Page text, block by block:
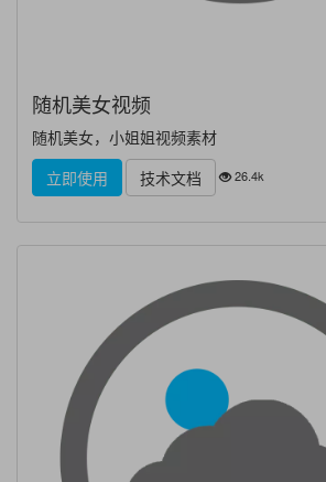
随机美女视频
随机美女，小姐姐视频素材
立即使用
技术文档 26.4k